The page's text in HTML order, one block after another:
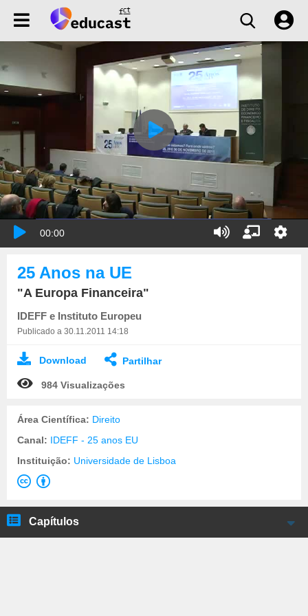
00:00
25 Anos na UE
"A Europa Financeira"
IDEFF e Instituto Europeu
Publicado a 30.11.2011 14:18
Download Partilhar
984 Visualizações
Área Científica: Direito
Canal: IDEFF - 25 anos EU
Instituição: Universidade de Lisboa
Capítulos